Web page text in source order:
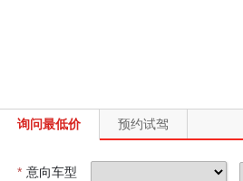
询问最低价 预约试驾
* 意向车型